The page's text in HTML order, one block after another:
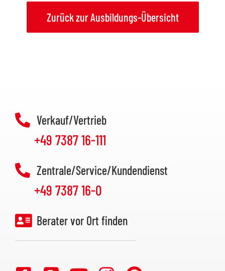
Zurück zur Ausbildungs-Übersicht
Verkauf/Vertrieb
+49 7387 16-111
Zentrale/Service/Kundendienst
+49 7387 16-0
Berater vor Ort finden